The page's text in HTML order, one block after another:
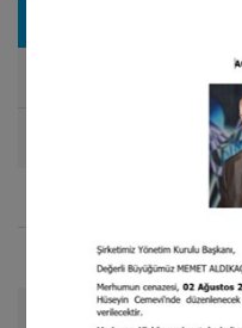
NORM: EN 1602
10 mmNORM: EN 823
Rulo Ebatı